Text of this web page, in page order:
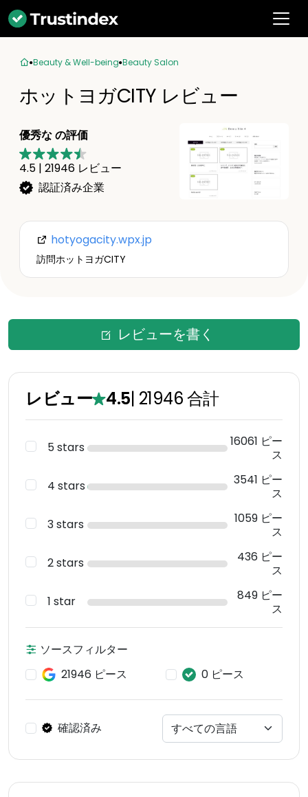
Beauty & Well-being Beauty Salon
ホットヨガCITY レビュー
優秀な の評価
4.5 | 21946 レビュー
認証済み企業
hotyogacity.wpx.jp
訪問ホットヨガCITY
レビューを書く
レビュー 4.5| 21946合計
5 stars
16061 ピー
ス
4 stars
3541 ピー
ス
3 stars
1059 ピー
ス
2 stars
436 ピー
ス
1 star
849 ピー
ス
ソースフィルター
21946 ピース
0 ピース
確認済み